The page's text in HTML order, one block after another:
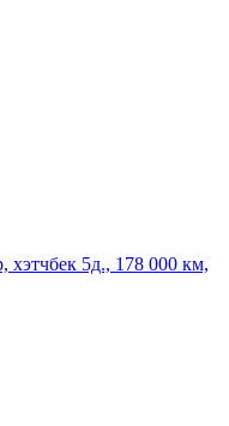
хэтчбек 5д., 178 000 км,